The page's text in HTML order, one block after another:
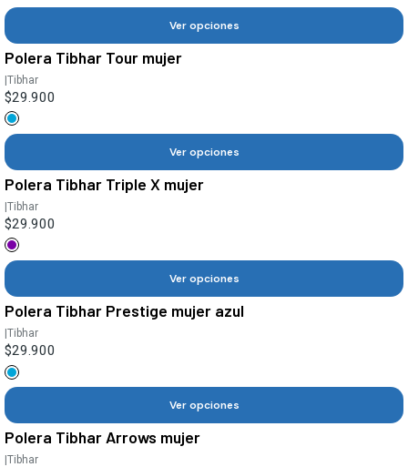
Ver opciones
Polera Tibhar Tour mujer
|Tibhar
$29.900
Ver opciones
Polera Tibhar Triple X mujer
|Tibhar
$29.900
Ver opciones
Polera Tibhar Prestige mujer azul
|Tibhar
$29.900
Ver opciones
Polera Tibhar Arrows mujer
|Tibhar